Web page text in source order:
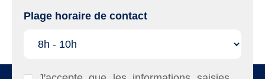
Plage horaire de contact